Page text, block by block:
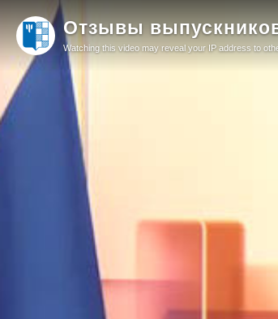
Отзывы
Watching this video may reveal your IP address to